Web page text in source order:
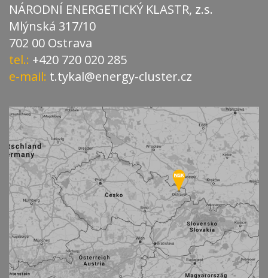
NÁRODNÍ ENERGETICKÝ KLASTR, z.s.
Mlýnská 317/10
702 00 Ostrava
tel.: +420 720 020 285
e-mail: t.tykal@energy-cluster.cz